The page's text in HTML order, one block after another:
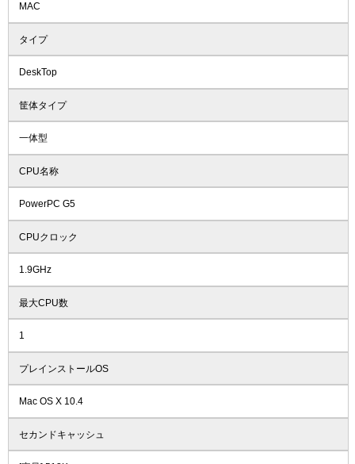
MAC
タイプ
DeskTop
筐体タイプ
一体型
CPU名称
PowerPC G5
CPUクロック
1.9GHz
最大CPU数
1
プレインストールOS
Mac OS X 10.4
セカンドキャッシュ